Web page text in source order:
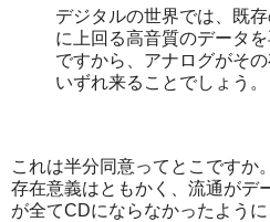
デジタルの世界では、既
に上回る高音質のデータ
ですから、アナログがそ
いずれ来ることでしょう。
これは半分同意ってとこですか。
存在意義はともかく、流通がデ
が全てCDにならなかったように